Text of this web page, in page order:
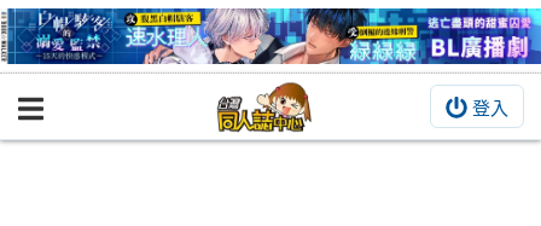
登入
BOOKY書集倉庫